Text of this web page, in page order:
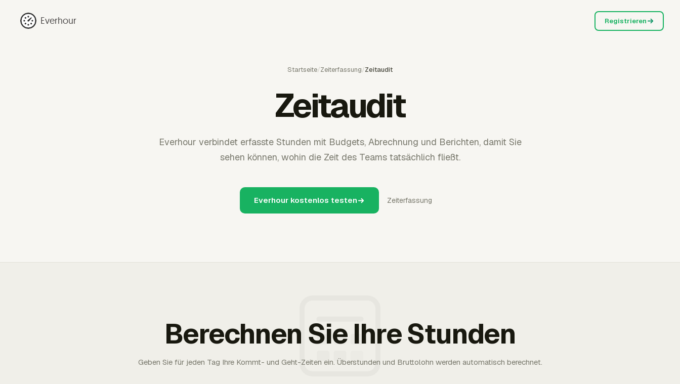
Everhour Registrieren
Startseite/Zeiterfassung/Zeitaudit
Zeitaudit
Everhour verbindet erfasste Stunden mit Budgets, Abrechnung und Berichten, damit Sie
sehen können, wohin die Zeit des Teams tatsächlich fließt.
Everhour kostenlos testen Zeiterfassung
Berechnen Sie Ihre Stunden
Geben Sie für jeden Tag Ihre Kommt- und Geht-Zeiten ein. Überstunden und Bruttolohn werden automatisch berechnet.